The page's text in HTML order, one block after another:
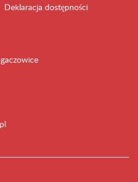
Deklaracja dostępności